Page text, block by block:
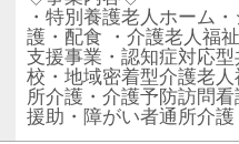
・特別養護老人ホーム
護・配食 ・介護老人福
支援事業・認知症対応
校・地域密着型介護老
所介護・介護予防訪問
援助・障がい者通所介護